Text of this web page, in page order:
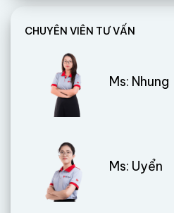
CHUYÊN VIÊN TƯ VẤN
Ms: Nhung
Ms: Uyển